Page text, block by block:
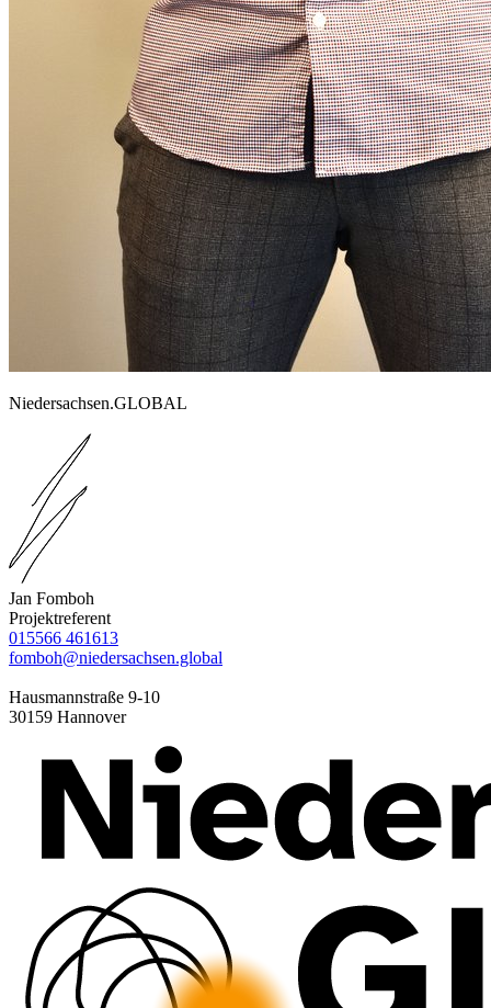
Niedersachsen.GLOBAL
Jan Fomboh
Projektreferent
015566 461613
fomboh@niedersachsen.global
Hausmannstraße 9-10
30159 Hannover